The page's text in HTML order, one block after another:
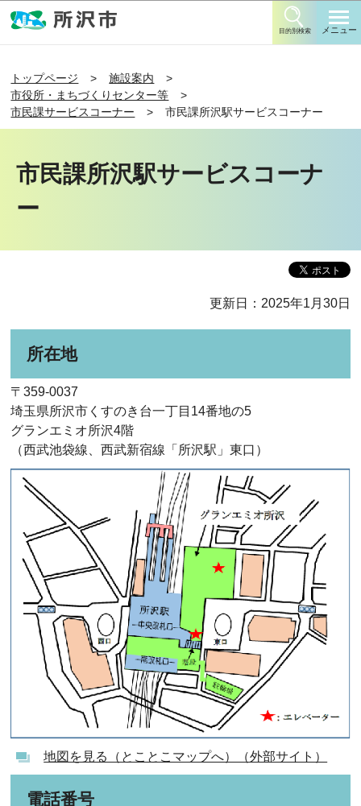
目的別検索 メニュー
トップページ
施設案内
市役所・まちづくりセンター等
市民課サービスコーナー
市民課所沢駅サービスコーナー
市民課所沢駅サービスコーナ
ー
更新日：2025年1月30日
所在地
〒359-0037
埼玉県所沢市くすのき台一丁目14番地の5
グランエミオ所沢4階
（西武池袋線、西武新宿線「所沢駅」東口）
地図を見る（とことこマップへ）（外部サイト）
電話番号